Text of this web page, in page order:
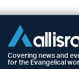
Covering news and
for the Evangelical